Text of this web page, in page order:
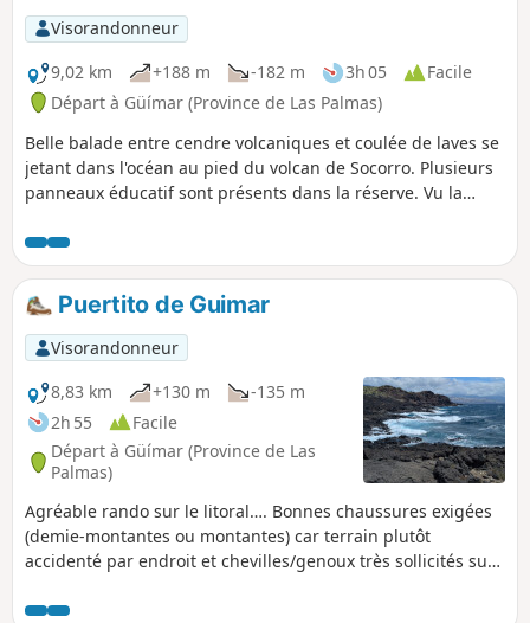
Visorandonneur
9,02 km
+188 m -182 m 3h 05
Facile
Départ à Güímar (Province de Las Palmas)
Belle balade entre cendre volcaniques et coulée de laves se
jetant dans l'océan au pied du volcan de Socorro. Plusieurs
panneaux éducatif sont présents dans la réserve. Vu la
la faire quand le soleil est au zénith même si le souffle de
l'océan propose un rafraîchissement efficace !
Puertito de Guimar
Visorandonneur
8,83 km
+130 m
-135 m
2h 55
Facile
Départ à Güímar (Province de Las
Palmas)
Agréable rando sur le litoral…. Bonnes chaussures exigées
(demie-montantes ou montantes) car terrain plutôt
accidenté par endroit et chevilles/genoux très sollicités sur